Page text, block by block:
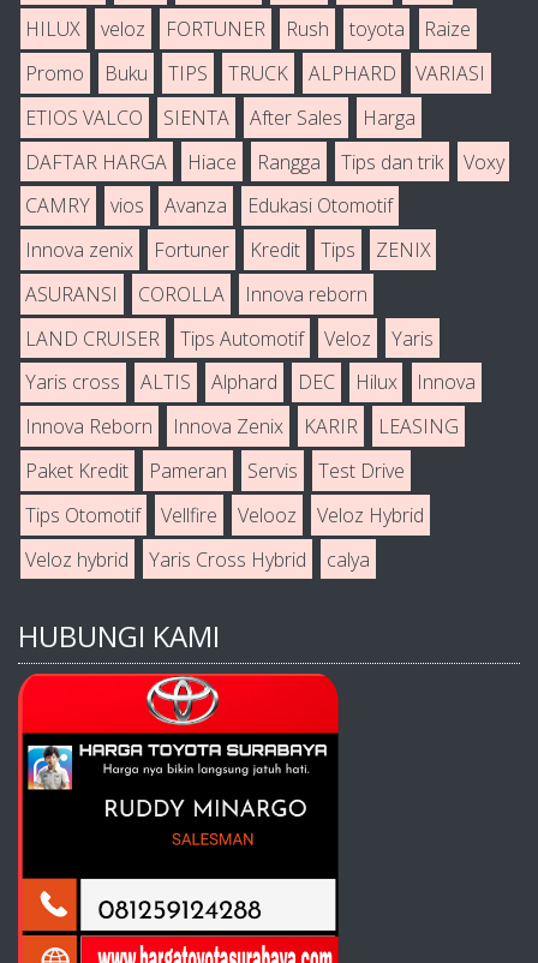
HILUX
veloz FORTUNER Rush toyota
Raize
Promo
Buku TIPS TRUCK ALPHARD
VARIASI
ETIOS VALCO
SIENTA After Sales
Harga
DAFTAR HARGA
Hiace Rangga Tips dan trik
Voxy
CAMRY
vios Avanza
Edukasi Otomotif
Innova zenix
Fortuner Kredit Tips
ZENIX
ASURANSI
COROLLA
Innova reborn
LAND CRUISER
Tips Automotif Veloz
Yaris
Yaris cross
ALTIS Alphard DEC Hilux
Innova
Innova Reborn
Innova Zenix KARIR
LEASING
Paket Kredit
Pameran Servis
Test Drive
Tips Otomotif
Vellfire Velooz
Veloz Hybrid
Veloz hybrid
Yaris Cross Hybrid calya
HUBUNGI KAMI